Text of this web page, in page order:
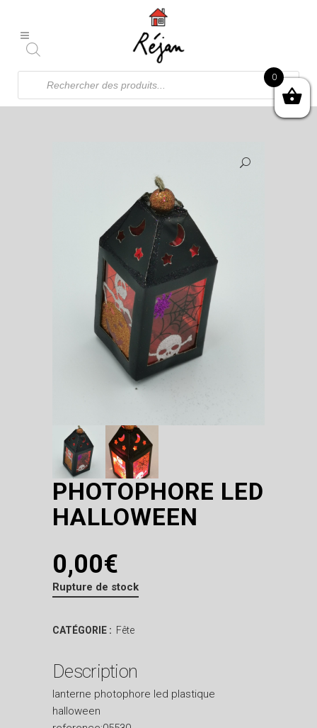
Recherche
produits
PHOTOPHORE LED
HALLOWEEN
0,00€
Rupture de stock
CATÉGORIE : Fête
Description
lanterne photophore led plastique
halloween
0